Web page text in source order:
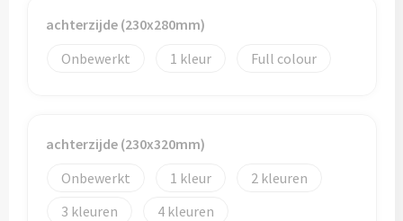
Drinkbekers
Drinkflessen
Thermosbekers
achterzijde (230x280mm)
Onbewerkt
1 Full colour
achterzijde (230x320mm)
Onbewerkt
1
2
3
4